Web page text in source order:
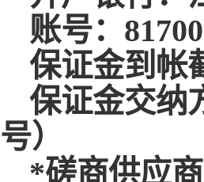
账号：
保证金到帐
保证金交纳
号）
*磋商供应